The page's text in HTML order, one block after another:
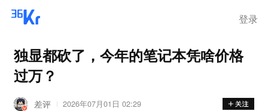
登录
独显都砍了，今年的笔记本凭啥价格
过万？
差评 2026年07月01日 02:29